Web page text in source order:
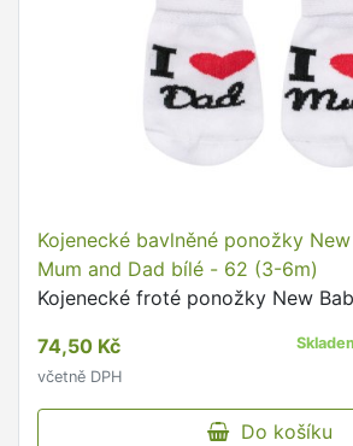
Kojenecké bavlněné ponožky
Mum and Dad bílé - 62 (3-6m)
Kojenecké froté ponožky New
74,50 Kč
včetně DPH
Do košíku